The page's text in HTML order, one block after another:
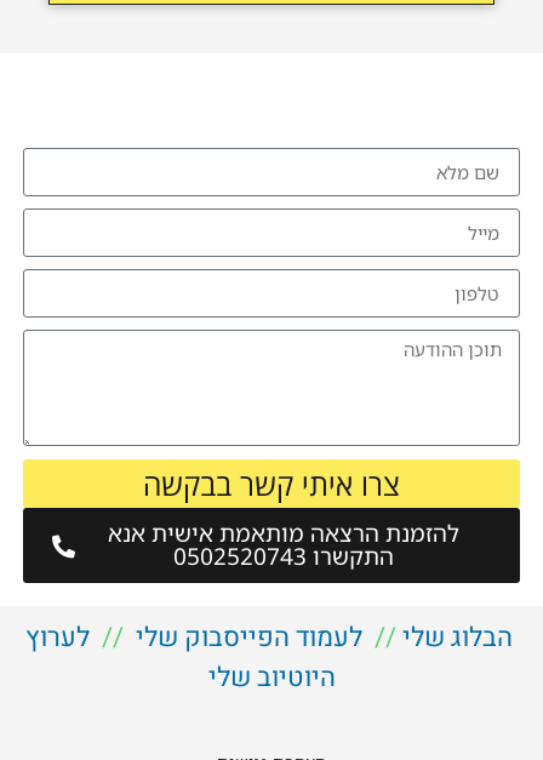
צרו איתי קשר בבקשה
להזמנת הרצאה מותאמת אישית אנא
התקשרו 0502520743
הבלוג שלי// לעמוד הפייסבוק שלי //לערוץ
היוטיוב שלי